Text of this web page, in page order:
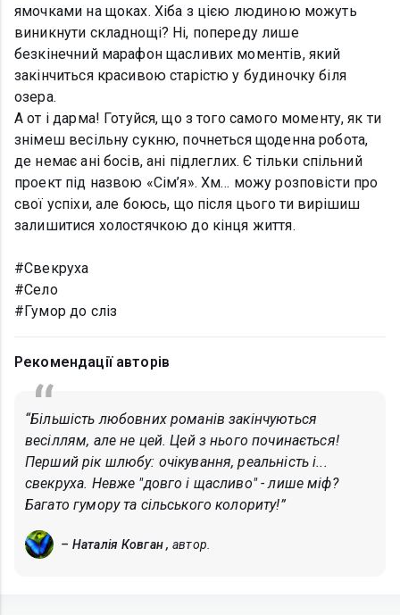
ямочками на щоках. Хіба з цією людиною можуть
виникнути складнощі? Ні, попереду лише
безкінечний марафон щасливих моментів, який
закінчиться красивою старістю у будиночку біля
озера.
А от і дарма! Готуйся, що з того самого моменту, як ти
знімеш весільну сукню, почнеться щоденна робота,
де немає ані босів, ані підлеглих. Є тільки спільний
проект під назвою «Сім’я». Хм… можу розповісти про
свої успіхи, але боюсь, що після цього ти вирішиш
залишитися холостячкою до кінця життя.
#Свекруха
#Село
#Гумор до сліз
Рекомендації авторів
“Більшість любовних романів закінчуються
весіллям, але не цей. Цей з нього починається!
Перший рік шлюбу: очікування, реальність і...
свекруха. Невже "довго і щасливо" - лише міф?
Багато гумору та сільського колориту!”
– Наталія Ковган , автор.